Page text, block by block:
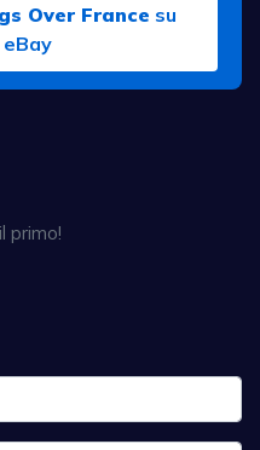
Over France su
eBay
primo!